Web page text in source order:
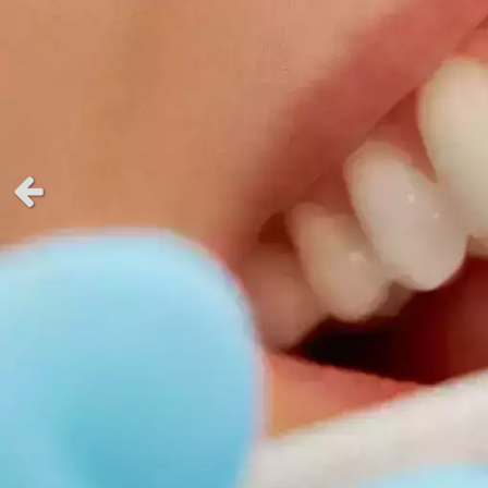
Slide précédent